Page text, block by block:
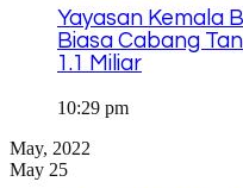
Yayasan Kemala
Biasa Cabang
1.1 Miliar
10:29 pm
May, 2022
May 25